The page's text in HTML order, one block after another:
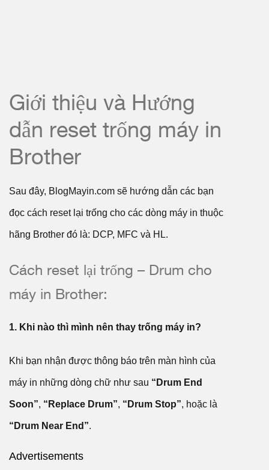
Giới thiệu và Hướng
dẫn reset trống máy in
Brother
Sau đây, BlogMayin.com sẽ hướng dẫn các bạn
đọc cách reset lại trống cho các dòng máy in thuộc
hãng Brother đó là: DCP, MFC và HL.
Cách reset lại trống – Drum cho
máy in Brother:
1. Khi nào thì mình nên thay trống máy in?
Khi bạn nhận được thông báo trên màn hình của
máy in những dòng chữ như sau “Drum End
Soon”, “Replace Drum”, “Drum Stop”, hoặc là
“Drum Near End”.
Advertisements